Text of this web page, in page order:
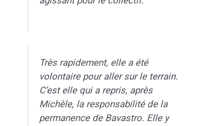
Très rapidement, elle a été
volontaire pour aller sur le terrain.
C’est elle qui a repris, après
Michèle, la responsabilité de la
permanence de Bavastro. Elle y